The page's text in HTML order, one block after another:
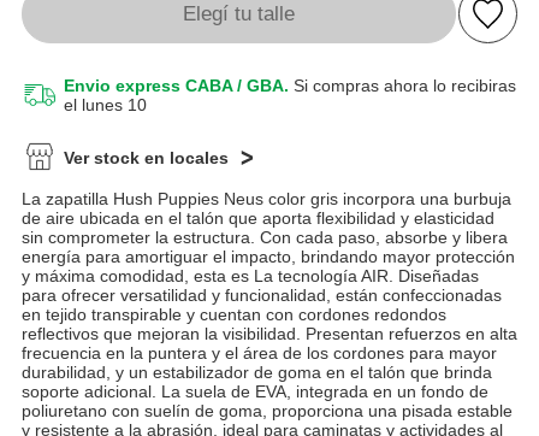
Elegí tu talle
Envio express CABA / GBA. Si compras ahora lo recibiras
el lunes 10
Ver stock en locales
La zapatilla Hush Puppies Neus color gris incorpora una burbuja
de aire ubicada en el talón que aporta flexibilidad y elasticidad
sin comprometer la estructura. Con cada paso, absorbe y libera
energía para amortiguar el impacto, brindando mayor protección
y máxima comodidad, esta es La tecnología AIR. Diseñadas
para ofrecer versatilidad y funcionalidad, están confeccionadas
en tejido transpirable y cuentan con cordones redondos
reflectivos que mejoran la visibilidad. Presentan refuerzos en alta
frecuencia en la puntera y el área de los cordones para mayor
durabilidad, y un estabilizador de goma en el talón que brinda
soporte adicional. La suela de EVA, integrada en un fondo de
poliuretano con suelín de goma, proporciona una pisada estable
y resistente a la abrasión, ideal para caminatas y actividades al